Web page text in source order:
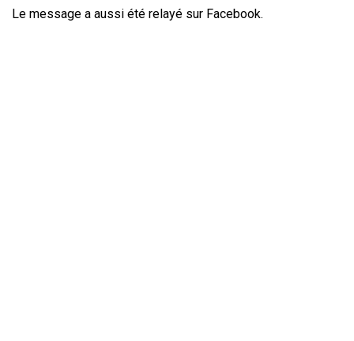
Le message a aussi été relayé sur Facebook.